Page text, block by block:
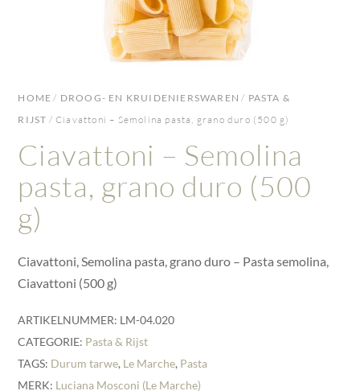
HOME / DROOG- EN KRUIDENIERSWAREN / PASTA &
RIJST / Ciavattoni – Semolina pasta, grano duro (500 g)
Ciavattoni – Semolina
pasta, grano duro (500
g)
Ciavattoni, Semolina pasta, grano duro – Pasta semolina,
Ciavattoni (500 g)
ARTIKELNUMMER: LM-04.020
CATEGORIE: Pasta & Rijst
TAGS: Durum tarwe, Le Marche, Pasta
MERK: Luciana Mosconi (Le Marche)